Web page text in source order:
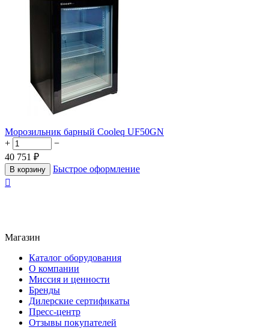
Морозильник барный Cooleq UF50GN
+
−
40 751 ₽
В корзину
Быстрое оформление

Магазин
Каталог оборудования
О компании
Миссия и ценности
Бренды
Дилерские сертификаты
Пресс-центр
Отзывы покупателей